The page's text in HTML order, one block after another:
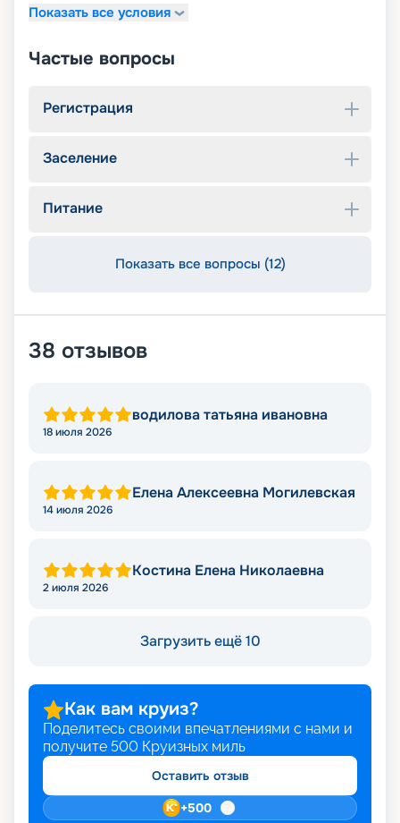
Показать все условия
Частые вопросы
Регистрация
Заселение
Питание
Показать все вопросы (12)
38 отзывов
водилова татьяна ивановна
18 июля 2026
Елена Алексеевна Могилевская
14 июля 2026
Костина Елена Николаевна
2 июля 2026
Загрузить ещё 10
Как вам круиз?
Поделитесь своими впечатлениями с нами и
получите 500 Круизных миль
Оставить отзыв
+500